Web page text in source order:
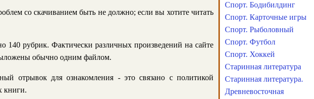
со скачиванием быть не должно; если вы хотите читать
140 рубрик. Фактически различных произведений на сайте
обычно одним файлом.
отрывок для ознакомления - это связано с политикой
книги.
Спорт. Бодибилдинг
Спорт. Карточные игры
Спорт. Рыболовный
Спорт. Футбол
Спорт. Хоккей
Старинная литература
Старинная литература.
Древневосточная